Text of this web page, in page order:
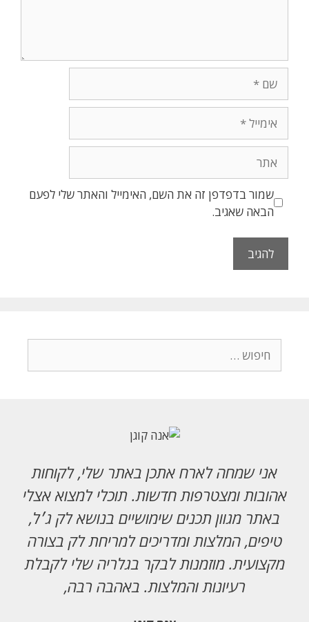
שמור בדפדפן זה את השם, האימייל והאתר שלי לפעם
הבאה שאגיב.
אני שמחה לארח אתכן באתר שלי, לקוחות
אהובות ומצטרפות חדשות. תוכלי למצוא אצלי
באתר מגוון תכנים שימושיים בנושא לק ג׳ל,
טיפים, המלצות ומדריכים למריחת לק בצורה
מקצועית. מוזמנות לבקר בגלריה שלי לקבלת
רעיונות והמלצות. באהבה רבה,